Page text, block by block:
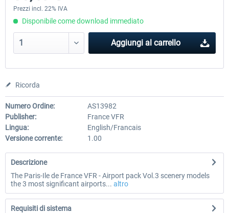
Prezzi incl. 22% IVA
Disponibile come download immediato
Aggiungi al carrello
Ricorda
Numero Ordine:
AS13982
Publisher:
France VFR
Lingua:
English/Francais
Versione corrente:
1.00
Descrizione
The Paris-Ile de France VFR - Airport pack Vol.3 scenery models
the 3 most significant airports... altro
Requisiti di sistema